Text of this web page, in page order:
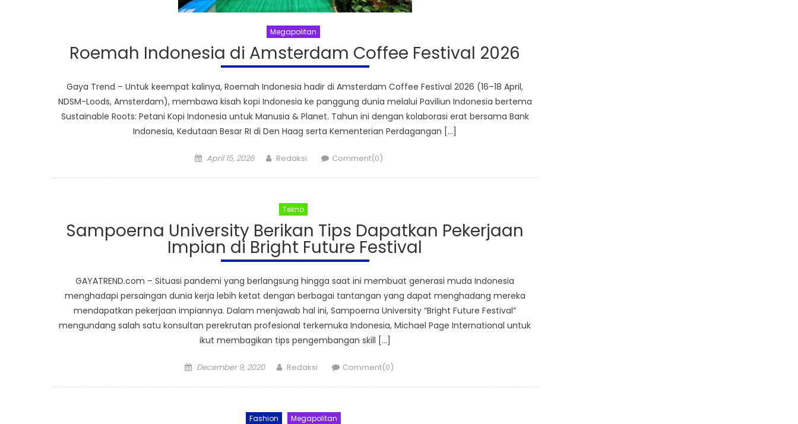
Megapolitan
Roemah Indonesia di Amsterdam Coffee Festival 2026
Gaya Trend – Untuk keempat kalinya, Roemah Indonesia hadir di Amsterdam Coffee Festival 2026 (16–18 April,
NDSM-Loods, Amsterdam), membawa kisah kopi Indonesia ke panggung dunia melalui Paviliun Indonesia bertema
Sustainable Roots: Petani Kopi Indonesia untuk Manusia & Planet. Tahun ini dengan kolaborasi erat bersama Bank
Indonesia, Kedutaan Besar RI di Den Haag serta Kementerian Perdagangan […]
Posted
April 15, 2026 Author
Redaksi Comment(0)
Tekno
Sampoerna University Berikan Tips Dapatkan Pekerjaan
Impian di Bright Future Festival
GAYATREND.com – Situasi pandemi yang berlangsung hingga saat ini membuat generasi muda Indonesia
menghadapi persaingan dunia kerja lebih ketat dengan berbagai tantangan yang dapat menghadang mereka
mendapatkan pekerjaan impiannya. Dalam menjawab hal ini, Sampoerna University “Bright Future Festival”
mengundang salah satu konsultan perekrutan profesional terkemuka Indonesia, Michael Page International untuk
ikut membagikan tips pengembangan skill […]
Posted
December 9, 2020 Author
Redaksi Comment(0)
Fashion Megapolitan